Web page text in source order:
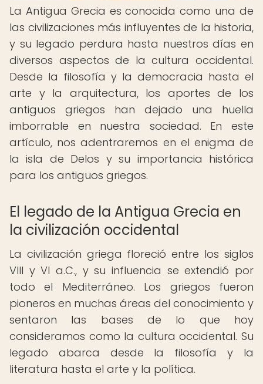
La Antigua Grecia es conocida como una de
las civilizaciones más influyentes de la historia,
y su legado perdura hasta nuestros días en
diversos aspectos de la cultura occidental.
Desde la filosofía y la democracia hasta el
arte y la arquitectura, los aportes de los
antiguos griegos han dejado una huella
imborrable en nuestra sociedad. En este
artículo, nos adentraremos en el enigma de
la isla de Delos y su importancia histórica
para los antiguos griegos.
El legado de la Antigua Grecia en
la civilización occidental
La civilización griega floreció entre los siglos
VIII y VI a.C., y su influencia se extendió por
todo el Mediterráneo. Los griegos fueron
pioneros en muchas áreas del conocimiento y
sentaron las bases de lo que hoy
consideramos como la cultura occidental. Su
legado abarca desde la filosofía y la
literatura hasta el arte y la política.